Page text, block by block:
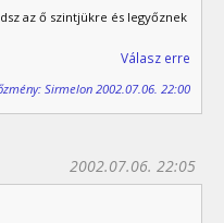
az ő szintjükre és legyőznek
Válasz erre
Sirmelon 2002.07.06. 22:00
2002.07.06. 22:05